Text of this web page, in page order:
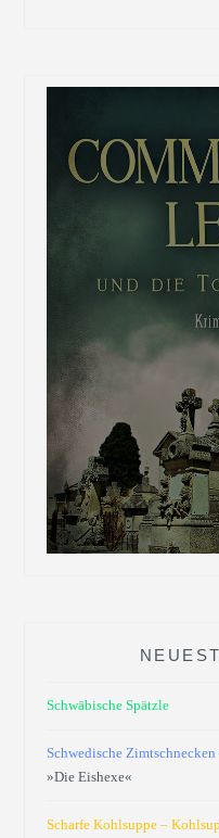
Schwäbische Spätzle
Schwedische
»Die Eishexe«
Scharfe Kohlsuppe –